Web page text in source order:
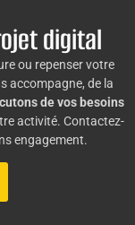
digital
ou repenser votre
accompagne, de la
de vos besoins
activité. Contactez-
engagement.